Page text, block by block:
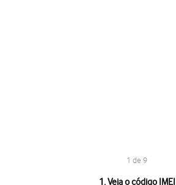
1 de 9
1. Veja o código IMEI